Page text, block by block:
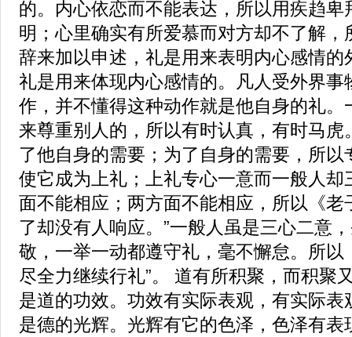
的。内心依恋而不能表达，所以用疾趋卑
明；心里确实有所爱慕而对方却不了解，
辞来加以申述，礼是用来表明内心感情的
礼是用来体现内心感情的。凡人受外界事
作，并不懂得这种动作就是他自身的礼。
来尊重别人的，所以有时认真，有时马虎
了他自身的需要；为了自身的需要，所
使它成为上礼；上礼专心一意而一般人却
面不能相应；两方面不能相应，所以《老
了却没有人响应。”一般人虽是三心二意
敬，一举一动都遵守礼，毫不懈怠。所以
尽全力继续行礼”。 道有所积聚，而积聚
是道的功效。功效有实际表观，有实际表
是德的光辉。光辉有它的色泽，色泽有表